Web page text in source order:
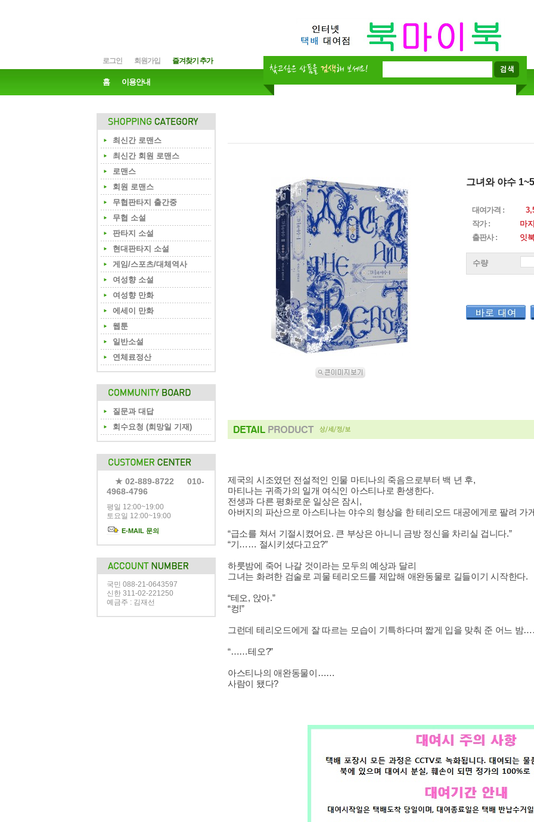
로그인 회원가입 즐겨찾기 추가
홈 이용안내
최신간 로맨스
최신간 회원 로맨스
로맨스
회원 로맨스
무협판타지 출간중
무협 소설
판타지 소설
현대판타지 소설
게임/스포츠/대체역사
여성향 소설
여성향 만화
에세이 만화
웹툰
일반소설
연체료정산
질문과 대답
회수요청 (희망일 기재)
★ 02-889-8722 010-
4968-4796
평일 12:00~19:00
토요일 12:00~19:00
E-MAIL 문의
국민 088-21-0643597
신한 311-02-221250
예금주 : 김재선
그녀와 야수 1~5
대여가격 :
작가 :
마
출판사 :
잇
수량
제국의 시조였던 전설적인 인물 마티나의 죽음으로부터 백 년 후,
마티나는 귀족가의 일개 여식인 아스티나로 환생한다.
전생과 다른 평화로운 일상은 잠시,
아버지의 파산으로 아스티나는 야수의 형상을 한 테리오드 대공에게로 팔려
“급소를 쳐서 기절시켰어요. 큰 부상은 아니니 금방 정신을 차리실 겁니다.”
“기…… 절시키셨다고요?”
하룻밤에 죽어 나갈 것이라는 모두의 예상과 달리
그녀는 화려한 검술로 괴물 테리오드를 제압해 애완동물로 길들이기 시작한다.
“테오, 앉아.”
“컹!”
그런데 테리오드에게 잘 따르는 모습이 기특하다며 짧게 입을 맞춰 준 어느 밤
“……테오?”
아스티나의 애완동물이……
사람이 됐다?